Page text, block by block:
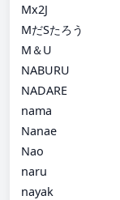
Mx2J
MだSたろう
M＆U
NABURU
NADARE
nama
Nanae
Nao
naru
nayak